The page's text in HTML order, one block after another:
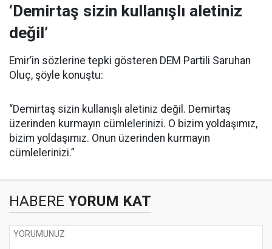
‘Demirtaş sizin kullanışlı aletiniz
değil’
Emir’in sözlerine tepki gösteren DEM Partili Saruhan
Oluç, şöyle konuştu:
“Demirtaş sizin kullanışlı aletiniz değil. Demirtaş
üzerinden kurmayın cümlelerinizi. O bizim yoldaşımız,
bizim yoldaşımız. Onun üzerinden kurmayın
cümlelerinizi.”
HABERE YORUM KAT